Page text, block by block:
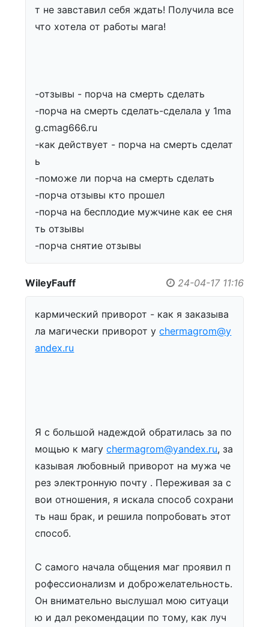
т не завставил себя ждать! Получила все
что хотела от работы мага!
-отзывы - порча на смерть сделать
-порча на смерть сделать-сделала у 1ma
g.cmag666.ru
-как действует - порча на смерть сделат
ь
-поможе ли порча на смерть сделать
-порча отзывы кто прошел
-порча на бесплодие мужчине как ее сня
ть отзывы
-порча снятие отзывы
WileyFauff 24-04-17 11:16
кармический приворот - как я заказыва
ла магически приворот уchermagrom@y
andex.ru
Я с большой надеждой обратилась за по
мощью к магуchermagrom@yandex.ru, за
казывая любовный приворот на мужа че
рез электронную почту . Переживая за с
вои отношения, я искала способ сохрани
ть наш брак, и решила попробовать этот
способ.
С самого начала общения маг проявил п
рофессионализм и доброжелательность.
Он внимательно выслушал мою ситуаци
ю и дал рекомендации по тому, как луч